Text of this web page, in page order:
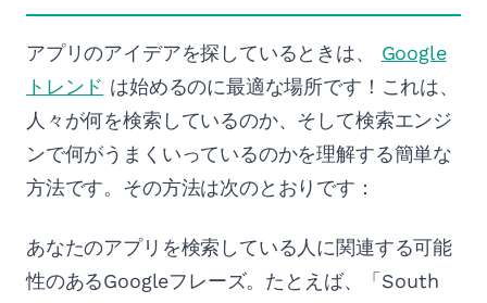
アプリのアイデアを探しているときは、 Google
トレンド は始めるのに最適な場所です！これは、
人々が何を検索しているのか、そして検索エンジ
ンで何がうまくいっているのかを理解する簡単な
方法です。その方法は次のとおりです：
あなたのアプリを検索している人に関連する可能
性のあるGoogleフレーズ。たとえば、「South